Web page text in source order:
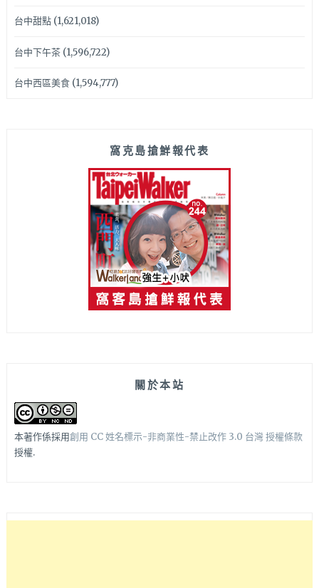
台中甜點(1,621,018)
台中下午茶(1,596,722)
台中西區美食(1,594,777)
窩克島搶鮮報代表
關於本站
本著作係採用創用 CC 姓名標示-非商業性-禁止改作 3.0 台灣 授權條款
授權.